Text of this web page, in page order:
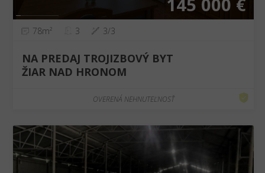
78m² 3 3/3
NA PREDAJ TROJIZBOVÝ BYT
ŽIAR NAD HRONOM
OVERENÁ NEHNUTEĽNOSŤ